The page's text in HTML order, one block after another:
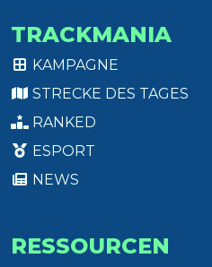
TRACKMANIA
KAMPAGNE
STRECKE DES TAGES
RANKED
ESPORT
NEWS
RESSOURCEN